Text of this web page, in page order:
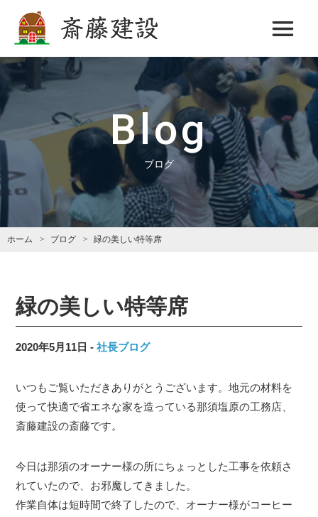
斎藤建設
Blog
ブログ
ホーム ブログ 緑の美しい特等席
緑の美しい特等席
2020年5月11日 社長ブログ
いつもご覧いただきありがとうございます。地元の材料を
使って快適で省エネな家を造っている那須塩原の工務店、
斎藤建設の斎藤です。
今日は那須のオーナー様の所にちょっとした工事を依頼さ
れていたので、お邪魔してきました。
作業自体は短時間で終了したので、オーナー様がコーヒー